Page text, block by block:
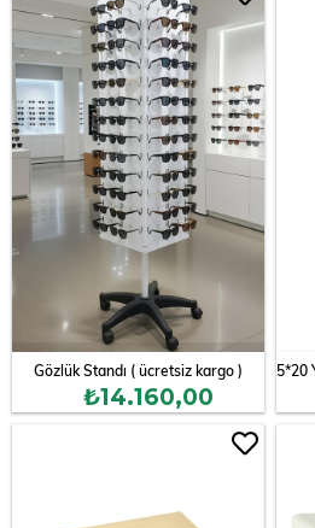
Gözlük Standı ( ücretsiz kargo )
₺14.160,00